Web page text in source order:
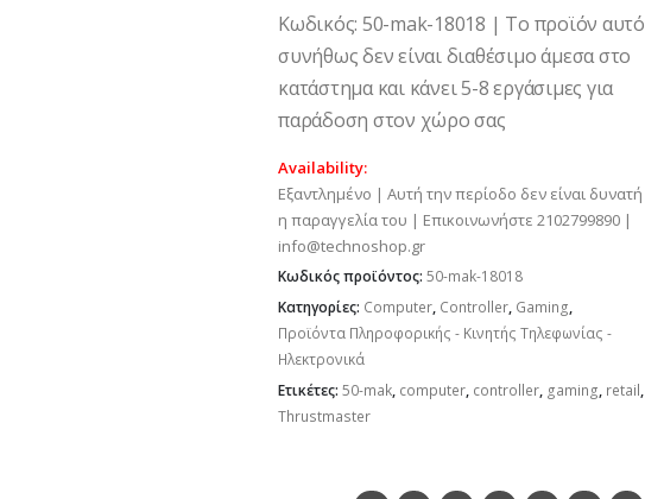
Κωδικός: 50-mak-18018 | Το προϊόν αυτό
συνήθως δεν είναι διαθέσιμο άμεσα στο
κατάστημα και κάνει 5-8 εργάσιμες για
παράδοση στον χώρο σας
Availability:
Εξαντλημένο | Αυτή την περίοδο δεν είναι δυνατή
η παραγγελία του | Επικοινωνήστε 2102799890 |
info@technoshop.gr
Κωδικός προϊόντος: 50-mak-18018
Κατηγορίες: Computer, Controller, Gaming,
Προϊόντα Πληροφορικής - Κινητής Τηλεφωνίας -
Ηλεκτρονικά
Ετικέτες: 50-mak, computer, controller, gaming, retail,
Thrustmaster